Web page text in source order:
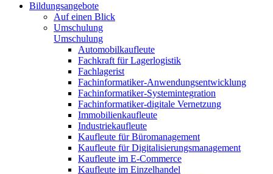
Bildungsangebote
Auf einen Blick
Umschulung
Umschulung
Automobilkaufleute
Fachkraft für Lagerlogistik
Fachlagerist
Fachinformatiker-Anwendungsentwicklung
Fachinformatiker-Systemintegration
Fachinformatiker-digitale Vernetzung
Immobilienkaufleute
Industriekaufleute
Kaufleute für Büromanagement
Kaufleute für Digitalisierungsmanagement
Kaufleute im E-Commerce
Kaufleute im Einzelhandel